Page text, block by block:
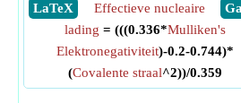
​ LaTeX
Effectieve nucleaire
lading = (((0.336*Mulliken's
Elektronegativiteit)-0.2-0.744)*
(Covalente straal^2))/0.359